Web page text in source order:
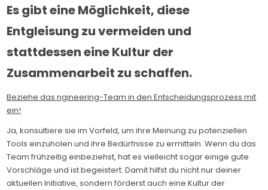
Es gibt eine Möglichkeit, diese
Entgleisung zu vermeiden und
stattdessen eine Kultur der
Zusammenarbeit zu schaffen.
Beziehe das ngineering-Team in den Entscheidungsprozess mit
ein!
Ja, konsultiere sie im Vorfeld, um ihre Meinung zu potenziellen
Tools einzuholen und ihre Bedürfnisse zu ermitteln. Wenn du das
Team frühzeitig einbeziehst, hat es vielleicht sogar einige gute
Vorschläge und ist begeistert. Damit hilfst du nicht nur deiner
aktuellen Initiative, sondern förderst auch eine Kultur der